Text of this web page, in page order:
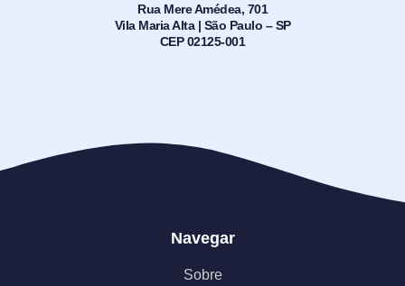
Rua Mere Amédea, 701
Vila Maria Alta | São Paulo – SP
CEP 02125-001
Navegar
Sobre